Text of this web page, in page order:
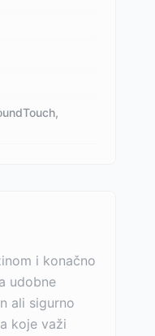
i konačno
udobne
ali sigurno
koje važi